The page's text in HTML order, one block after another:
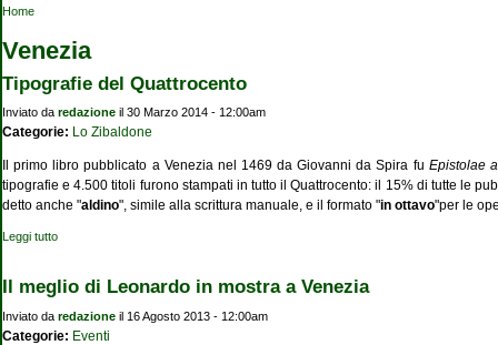
Tu sei qui
Home
Venezia
Tipografie del Quattrocento
Inviato da redazione il 30 Marzo 2014 - 12:00am
Categorie: Lo Zibaldone
Il primo libro pubblicato a Venezia nel 1469 da Giovanni da Spira fu Epistolae
tipografie e 4.500 titoli furono stampati in tutto il Quattrocento: il 15% di tutte le
detto anche "aldino", simile alla scrittura manuale, e il formato "in ottavo"per le
Leggi tutto
Il meglio di Leonardo in mostra a Venezia
Inviato da redazione il 16 Agosto 2013 - 12:00am
Categorie: Eventi